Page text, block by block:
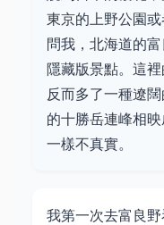
東京的上野公園
問我，北海道的
隱藏版景點。這
反而多了一種遼
的十勝岳連峰相
一樣不真實。
我第一次去富良